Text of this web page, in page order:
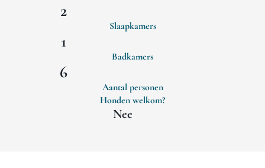
2
Slaapkamers
1
Badkamers
6
Aantal personen
Honden welkom?
Nee